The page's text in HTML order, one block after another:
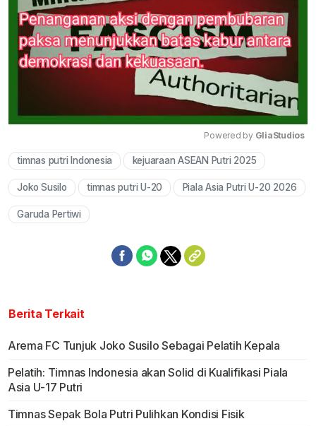
Mute
Powered by GliaStudios
timnas putri Indonesia kejuaraan ASEAN Putri 2025
Joko Susilo timnas putri U-20 Piala Asia Putri U-20 2026
Garuda Pertiwi
Berita Terkait
Arema FC Tunjuk Joko Susilo Sebagai Pelatih Kepala
Pelatih: Timnas Indonesia akan Solid di Kualifikasi Piala
Asia U-17 Putri
Timnas Sepak Bola Putri Pulihkan Kondisi Fisik